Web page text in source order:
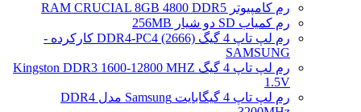
رم کامپیوتر RAM CRUCIAL 8GB 4800 DDR5
رم کمیاب SD دو شیار 256MB
رم لپ تاپ 4 گیگ DDR4-PC4 (2666) کارکرده -
SAMSUNG
رم لپ تاپ 4 گیگ Kingston DDR3 1600-12800 MHZ
1.5V
رم لپ تاپ 4 گیگابایت Samsung مدل DDR4